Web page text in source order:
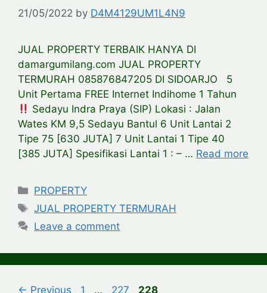
21/05/2022 by D4M4129UM1L4N9
JUAL PROPERTY TERBAIK HANYA DI
damargumilang.com JUAL PROPERTY
TERMURAH 085876847205 DI SIDOARJO 5
Unit Pertama FREE Internet Indihome 1 Tahun
Sedayu Indra Praya (SIP) Lokasi : Jalan
Wates KM 9,5 Sedayu Bantul 6 Unit Lantai 2
Tipe 75 [630 JUTA] 7 Unit Lantai 1 Tipe 40
[385 JUTA] Spesifikasi Lantai 1 : – … Read more
Categories
PROPERTY
Tags
JUAL PROPERTY TERMURAH
Leave a comment
← Previous Page
1 … Page
227 Page
228